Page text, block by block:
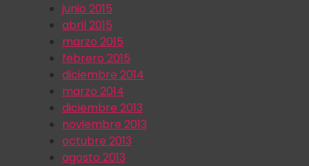
junio 2015
abril 2015
marzo 2015
febrero 2015
diciembre 2014
marzo 2014
diciembre 2013
noviembre 2013
octubre 2013
agosto 2013